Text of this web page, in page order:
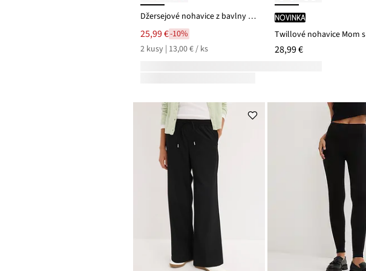
Džersejové nohavice z bavlny so strečom (2 ks)
25,99 €-10%
2 kusy | 13,00 € / ks
novinka
28,99 €